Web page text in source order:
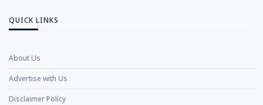
QUICK LINKS
About Us
Advertise with Us
Disclaimer Policy